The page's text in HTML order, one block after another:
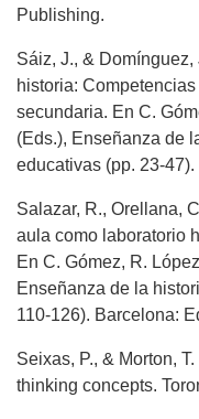
Publishing.
Sáiz, J., &
historia:
secundaria. En C.
(Eds.), Enseñanza de
educativas (pp. 23-
Salazar, R., Orellana,
aula como laboratorio
En C. Gómez, R.
Enseñanza de la
110-126). Barcelona:
Seixas, P., & Morton,
thinking concepts.